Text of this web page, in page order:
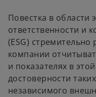
Повестка в области
ответственности и
(ESG) стремительно
компании
и показателях в
достоверности
независимого